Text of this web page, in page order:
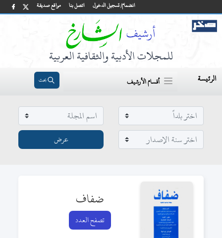
مواقع صديقة اتصل بنا انضمام/ تسجيل الدخول
للمجلات الأدبية والثقافية العربية
الرئيسة أقسام الأرشيف بحث
ضفاف
تصفح العدد